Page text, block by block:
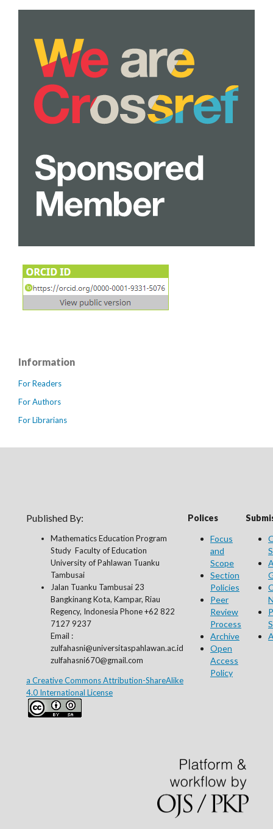
Information
For Readers
For Authors
For Librarians
Published By:
Mathematics Education Program
Study Faculty of Education
University of Pahlawan Tuanku
Tambusai
Jalan Tuanku Tambusai 23
Bangkinang Kota, Kampar, Riau
Regency, Indonesia Phone +62 822
7127 9237
Email :
zulfahasni@universitaspahlawan.ac.id
zulfahasni670@gmail.com
a Creative Commons Attribution-ShareAlike
4.0 International License
Polices
Focus
and
Scope
Section
Policies
Peer
Review
Process
Archive
Open
Access
Policy